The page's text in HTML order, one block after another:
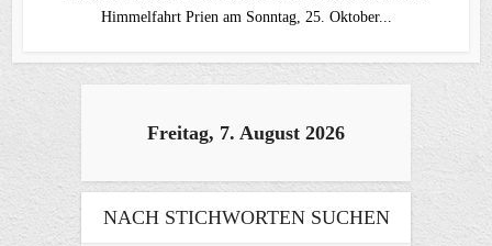
Himmelfahrt Prien am Sonntag, 25. Oktober...
Freitag, 7. August 2026
NACH STICHWORTEN SUCHEN